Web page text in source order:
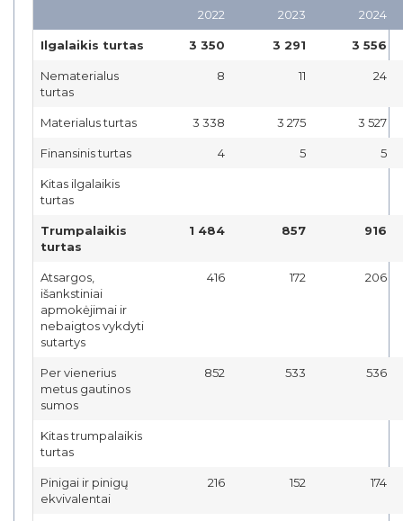
2022 2023 2024
Ilgalaikis turtas 3 350 3 291 3 556
Nematerialus
turtas
8 11 24
Materialus turtas 3 338 3 275 3 527
Finansinis turtas 4 5 5
Kitas ilgalaikis
turtas
Trumpalaikis
turtas
1 484 857 916
Atsargos,
išankstiniai
apmokėjimai ir
nebaigtos vykdyti
sutartys
416 172 206
Per vienerius
metus gautinos
sumos
852 533 536
Kitas trumpalaikis
turtas
Pinigai ir pinigų
ekvivalentai
216 152 174